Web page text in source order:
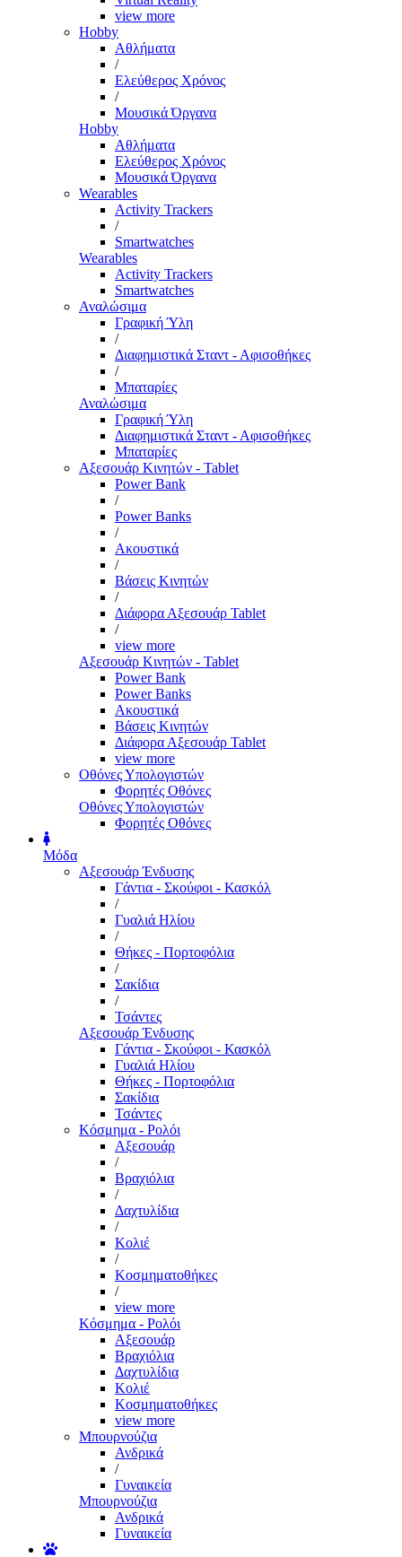
view more
Hobby
Αθλήματα
/
Ελεύθερος Χρόνος
/
Μουσικά Όργανα
Hobby
Αθλήματα
Ελεύθερος Χρόνος
Μουσικά Όργανα
Wearables
Activity Trackers
/
Smartwatches
Wearables
Activity Trackers
Smartwatches
Αναλώσιμα
Γραφική Ύλη
/
Διαφημιστικά Σταντ - Αφισοθήκες
/
Μπαταρίες
Αναλώσιμα
Γραφική Ύλη
Διαφημιστικά Σταντ - Αφισοθήκες
Μπαταρίες
Αξεσουάρ Κινητών - Tablet
Power Bank
/
Power Banks
/
Ακουστικά
/
Βάσεις Κινητών
/
Διάφορα Αξεσουάρ Tablet
/
view more
Αξεσουάρ Κινητών - Tablet
Power Bank
Power Banks
Ακουστικά
Βάσεις Κινητών
Διάφορα Αξεσουάρ Tablet
view more
Οθόνες Υπολογιστών
Φορητές Οθόνες
Οθόνες Υπολογιστών
Φορητές Οθόνες
Μόδα
Αξεσουάρ Ένδυσης
Γάντια - Σκούφοι - Κασκόλ
/
Γυαλιά Ηλίου
/
Θήκες - Πορτοφόλια
/
Σακίδια
/
Τσάντες
Αξεσουάρ Ένδυσης
Γάντια - Σκούφοι - Κασκόλ
Γυαλιά Ηλίου
Θήκες - Πορτοφόλια
Σακίδια
Τσάντες
Κόσμημα - Ρολόι
Αξεσουάρ
/
Βραχιόλια
/
Δαχτυλίδια
/
Κολιέ
/
Κοσμηματοθήκες
/
view more
Κόσμημα - Ρολόι
Αξεσουάρ
Βραχιόλια
Δαχτυλίδια
Κολιέ
Κοσμηματοθήκες
view more
Μπουρνούζια
Ανδρικά
/
Γυναικεία
Μπουρνούζια
Ανδρικά
Γυναικεία